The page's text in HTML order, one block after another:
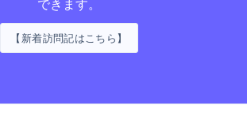
できます。
【新着訪問記はこちら】